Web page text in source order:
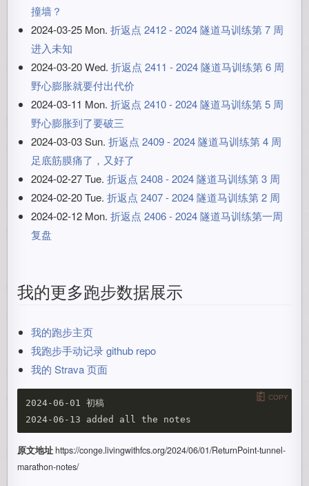
撞墙？
2024-03-25 Mon.折返点 2412 - 2024 隧道马训练第 7 周
进入未知
2024-03-20 Wed.折返点 2411 - 2024 隧道马训练第 6 周
野心膨胀就要付出代价
2024-03-11 Mon.折返点 2410 - 2024 隧道马训练第 5 周
野心膨胀到了要破三
2024-03-03 Sun.折返点 2409 - 2024 隧道马训练第 4 周
足底筋膜痛了，又好了
2024-02-27 Tue.折返点 2408 - 2024 隧道马训练第 3 周
2024-02-20 Tue.折返点 2407 - 2024 隧道马训练第 2 周
2024-02-12 Mon.折返点 2406 - 2024 隧道马训练第一周
复盘
我的更多跑步数据展示
我的跑步主页
我跑步手动记录 github repo
我的 Strava 页面
2024-06-01 初稿
COPY
原文地址https://conge.livingwithfcs.org/2024/06/01/ReturnPoint-tunnel-
marathon-notes/